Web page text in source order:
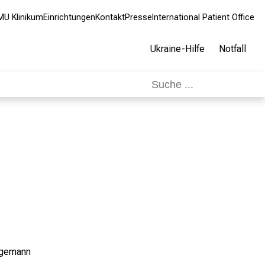
KlinikumEinrichtungenKontaktPresse International Patient Office
Ukraine-Hilfe Notfall